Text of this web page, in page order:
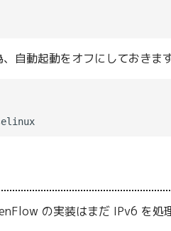
自動起動をオフにしておきます
disabled/g /etc/sysconfig/selinux
の実装はまだ IPv6 を処